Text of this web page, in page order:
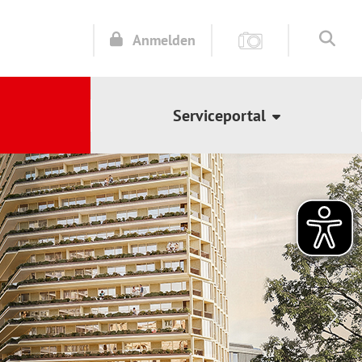
Anmelden
Serviceportal